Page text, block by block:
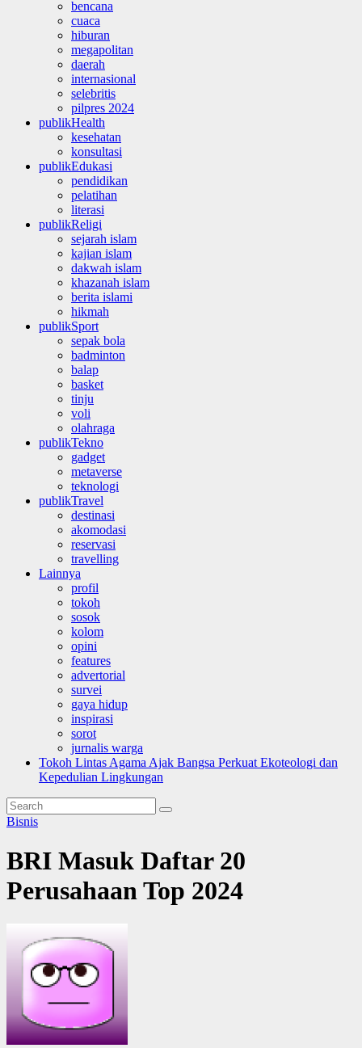
bencana
cuaca
hiburan
megapolitan
daerah
internasional
selebritis
pilpres 2024
publikHealth
kesehatan
konsultasi
publikEdukasi
pendidikan
pelatihan
literasi
publikReligi
sejarah islam
kajian islam
dakwah islam
khazanah islam
berita islami
hikmah
publikSport
sepak bola
badminton
balap
basket
tinju
voli
olahraga
publikTekno
gadget
metaverse
teknologi
publikTravel
destinasi
akomodasi
reservasi
travelling
Lainnya
profil
tokoh
sosok
kolom
opini
features
advertorial
survei
gaya hidup
inspirasi
sorot
jurnalis warga
Tokoh Lintas Agama Ajak Bangsa Perkuat Ekoteologi dan
Kepedulian Lingkungan
Bisnis
BRI Masuk Daftar 20
Perusahaan Top 2024